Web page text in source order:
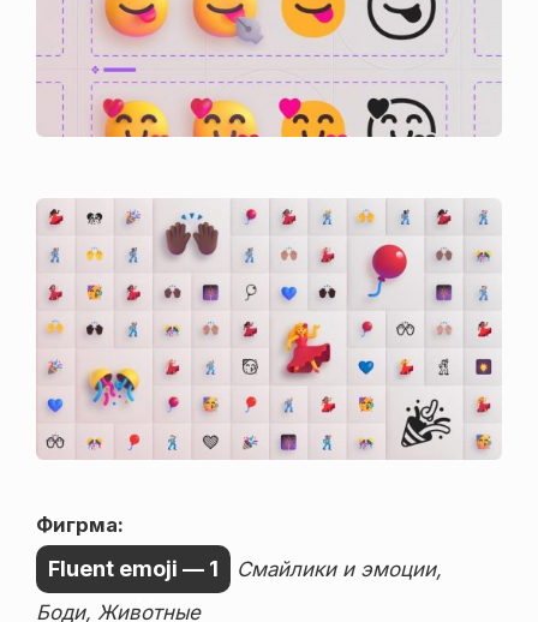
Фигрма:
Fluent emoji — 1
Смайлики и эмоции,
Боди, Животные